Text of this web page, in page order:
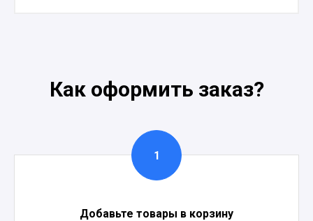
Как оформить заказ?
Добавьте товары в корзину